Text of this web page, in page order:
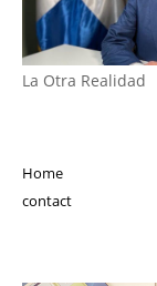
La Otra Realidad
Home
contact